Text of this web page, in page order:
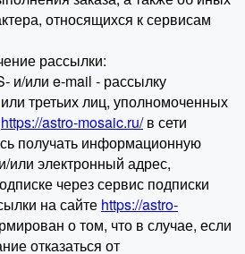
относящихся к сервисам
рассылки:
и/или e-mail - рассылку
третьих лиц, уполномоченных
https://astro-mosaic.ru/в сети
получать информационную
или электронный адрес,
через сервис подписки
на сайте https://astro-
о том, что в случае, если
отказаться от